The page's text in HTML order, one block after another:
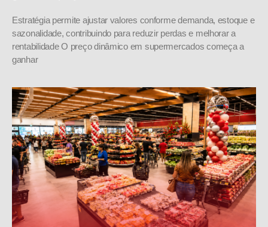
Estratégia permite ajustar valores conforme demanda, estoque e
sazonalidade, contribuindo para reduzir perdas e melhorar a
rentabilidade O preço dinâmico em supermercados começa a
ganhar